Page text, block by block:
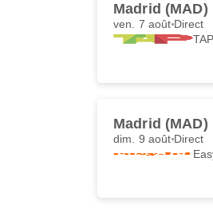
Madrid (MAD)
ven. 7 août Direct
Madrid (MAD)
dim. 9 août Direct